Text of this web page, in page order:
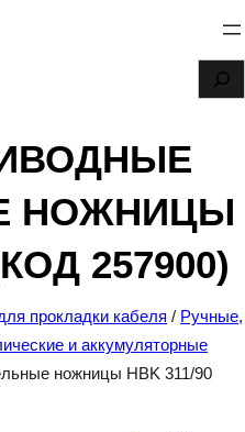
c
НОЖНИЦЫ
257900)
прокладки кабеля / Ручные,
и аккумуляторные
ножницы HBK 311/90